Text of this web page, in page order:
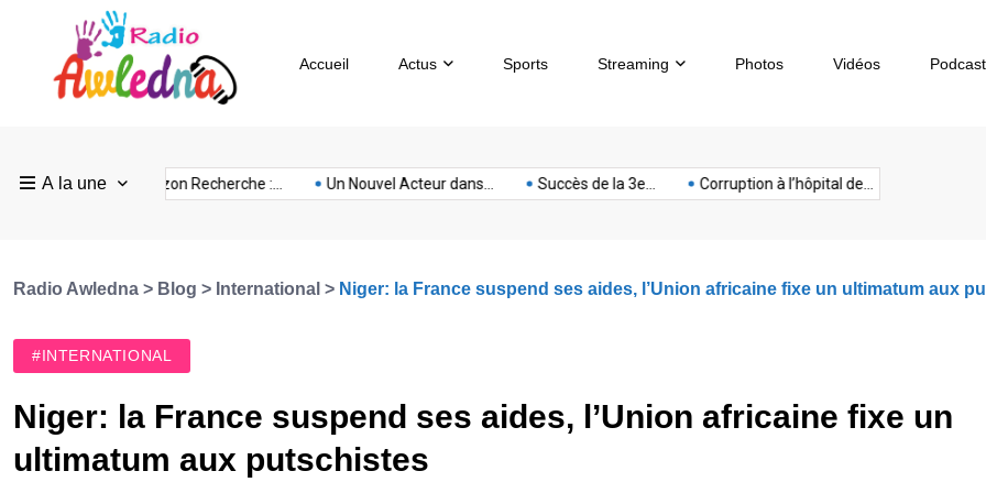
Accueil Actus Sports Streaming Photos Vidéos
A la une
:... FEF Horizon Recherche :... Un Nouvel Acteur dans... Succès de la 3e... Corruption à l’hôpital de...
nubia prison
Radio
Awledna
Realme
Sevilla
FC
Smartphone
sous-
marin
Spectacle Sport Tech terrorisme
Radio Awledna > Blog > International > Niger: la France suspend ses aides, l’Union africaine fixe un ultimatum aux
#INTERNATIONAL
Niger: la France suspend ses aides, l’Union africaine fixe un
ultimatum aux putschistes